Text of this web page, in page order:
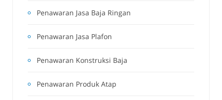
Penawaran Jasa Baja Ringan
Penawaran Jasa Plafon
Penawaran Konstruksi Baja
Penawaran Produk Atap